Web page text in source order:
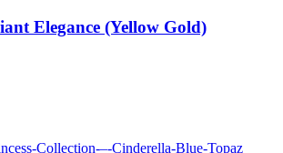
Elegance (Yellow Gold)